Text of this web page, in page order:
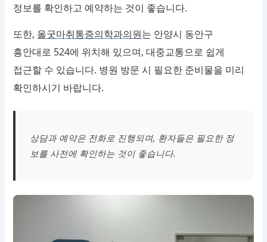
정보를 확인하고 예약하는 것이 좋습니다.
또한, 올굿마취통증의학과의원는 안양시 동안구
흥안대로 524에 위치해 있으며, 대중교통으로 쉽게
접근할 수 있습니다. 병원 방문 시 필요한 준비물을 미리
확인하시기 바랍니다.
상담과 예약은 전화로 진행되며, 환자들은 필요한 정
보를 사전에 확인하는 것이 좋습니다.